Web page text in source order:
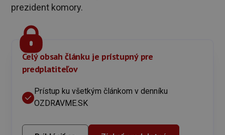
prezident komory.
Celý obsah článku je prístupný pre
predplatiteľov
Prístup ku všetkým článkom v denníku
OZDRAVME.SK